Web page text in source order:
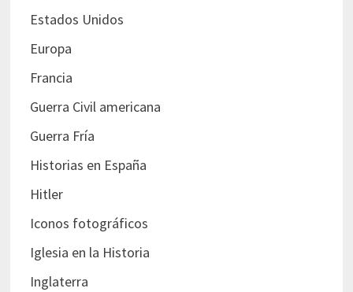
Estados Unidos
Europa
Francia
Guerra Civil americana
Guerra Fría
Historias en España
Hitler
Iconos fotográficos
Iglesia en la Historia
Inglaterra